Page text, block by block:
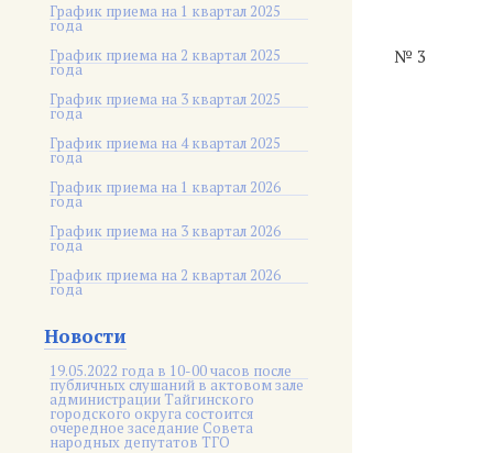
График приема на 1 квартал 2025
года
График приема на 2 квартал 2025
года
График приема на 3 квартал 2025
года
График приема на 4 квартал 2025
года
График приема на 1 квартал 2026
года
График приема на 3 квартал 2026
года
График приема на 2 квартал 2026
года
Новости
19.05.2022 года в 10-00 часов после
публичных слушаний в актовом зале
администрации Тайгинского
городского округа состоится
очередное заседание Совета
народных депутатов ТГО
№ 3